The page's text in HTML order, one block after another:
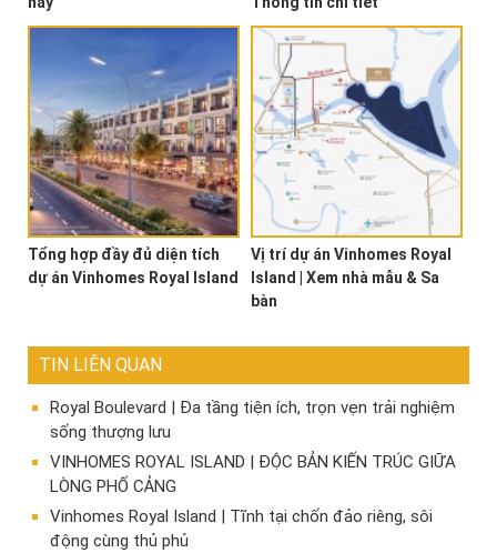
Tổng hợp đầy đủ diện tích
dự án Vinhomes Royal Island
Vị trí dự án Vinhomes Royal
Island | Xem nhà mẫu & Sa
bàn
TIN LIÊN QUAN
Royal Boulevard | Đa tầng tiện ích, trọn vẹn trải nghiệm
sống thượng lưu
VINHOMES ROYAL ISLAND | ĐỘC BẢN KIẾN TRÚC GIỮA
LÒNG PHỐ CẢNG
Vinhomes Royal Island | Tĩnh tại chốn đảo riêng, sôi
động cùng thủ phủ